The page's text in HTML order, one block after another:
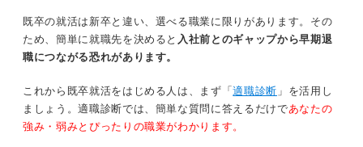
仕事がつらくて辞めたい人必見！ 転職や退職でつ
らさを解消した方が良いケース
った
②疾患があるが休職を拒否された
既卒の就活は新卒と違い、選べる職業に限りがあります。その
ため、簡単に就職先を決めると 入社前とのギャップから早期退
職につながる恐れがあります。
これから既卒就活をはじめる人は、まず「適職診断 」を活用し
ましょう。適職診断では、簡単な質問に答えるだけであなたの
強み・弱みとぴったりの職業がわかります。
⑨やりがいが感じられない
➉仕事内容が体力的にハードすぎる
仕事を続けるべき？ 「仕事がつらい」のレベルを図る方
法